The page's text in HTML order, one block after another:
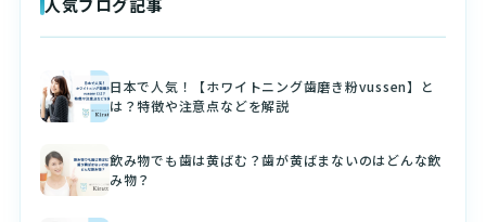
日本で人気！【ホワイトニング歯磨き粉vussen】と
は？特徴や注意点などを解説
飲み物でも歯は黄ばむ？歯が黄ばまないのはどんな飲
み物？